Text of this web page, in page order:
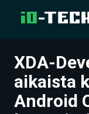
UUTISET
ARTIKKELIT
XDA-
aikaista
Android